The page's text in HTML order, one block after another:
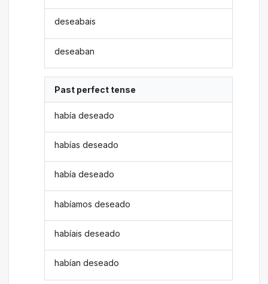
deseabais
deseaban
Past perfect tense
había deseado
habías deseado
había deseado
habíamos deseado
habíais deseado
habían deseado